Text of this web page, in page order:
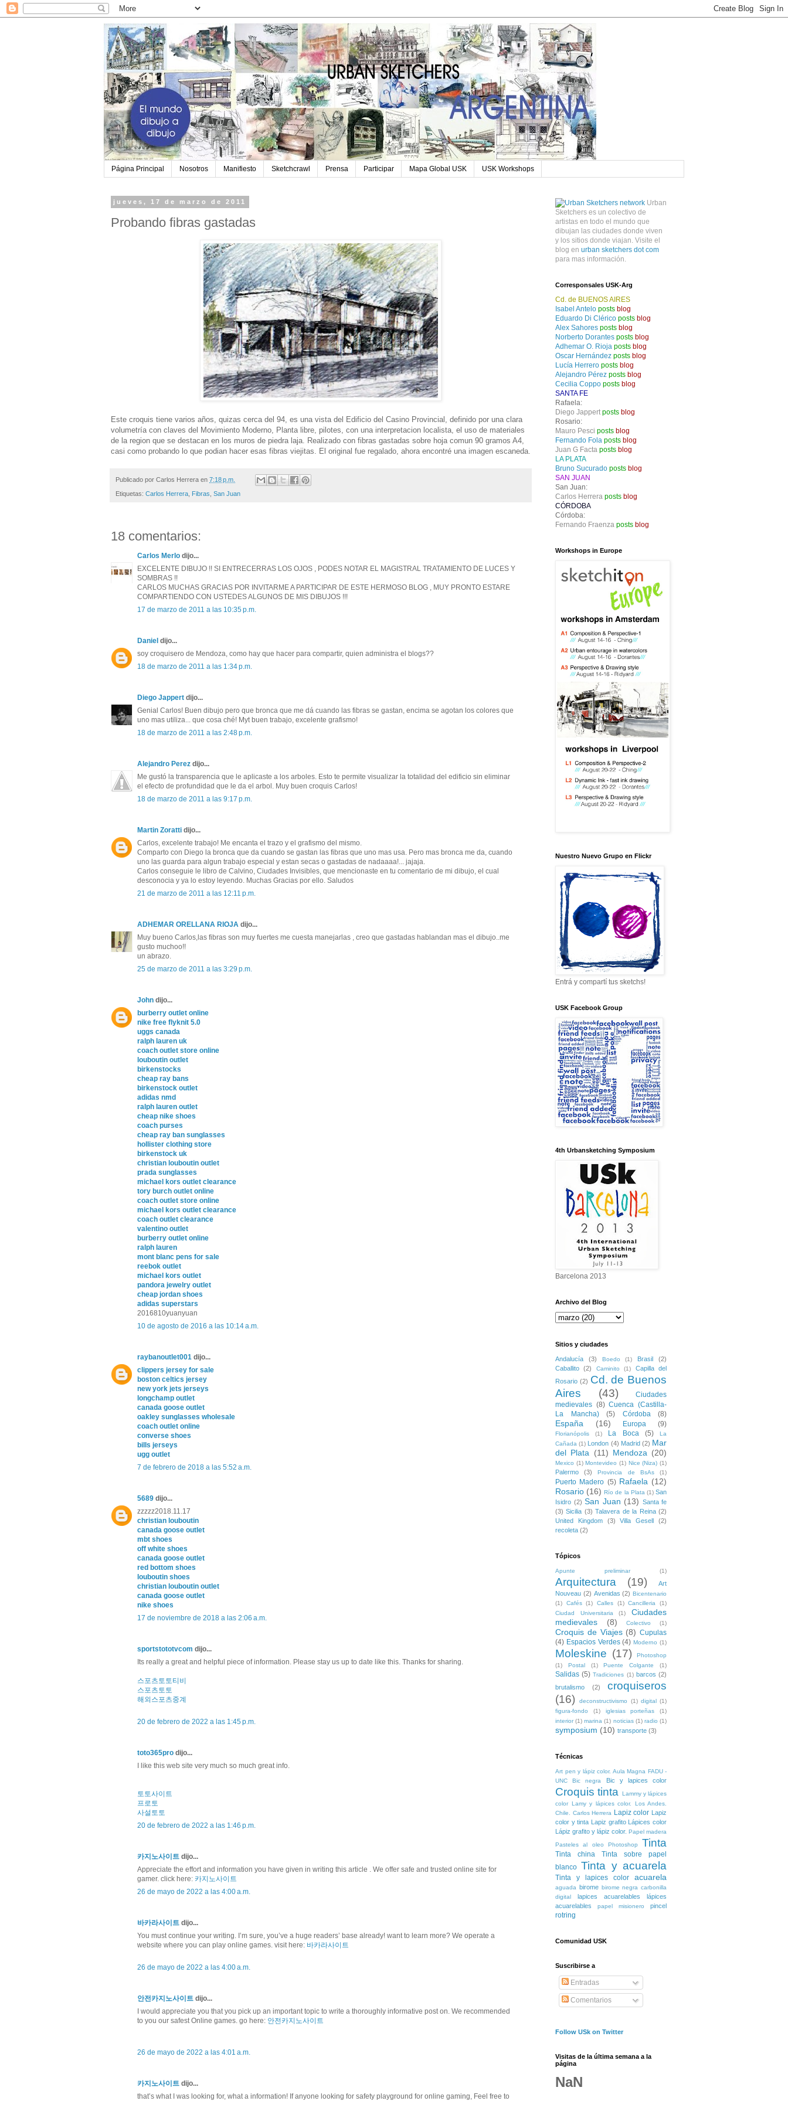
Página Principal Nosotros Manifiesto Sketchcrawl Prensa Participar Mapa Global USK USK Workshops
jueves, 17 de marzo de 2011
Probando fibras gastadas
Este croquis tiene varios años, quizas cerca del 94, es una vista del Edificio del Casino Provincial, definido por una clara
volumetría con claves del Movimiento Moderno, Planta libre, pilotes, con una interpretacion localista, el uso de materiales
de la region que se destacan en los muros de piedra laja. Realizado con fibras gastadas sobre hoja comun 90 gramos A4,
casi como probando lo que podian hacer esas fibras viejitas. El original fue regalado, ahora encontré una imagen escaneda.
Publicado por Carlos Herrera en 7:18 p.m.
Etiquetas: Carlos Herrera, Fibras, San Juan
18 comentarios:
Carlos Merlo dijo...
EXCELENTE DIBUJO !! SI ENTRECERRAS LOS OJOS , PODES NOTAR EL MAGISTRAL TRATAMIENTO DE LUCES Y
SOMBRAS !!
CARLOS MUCHAS GRACIAS POR INVITARME A PARTICIPAR DE ESTE HERMOSO BLOG , MUY PRONTO ESTARE
COMPARTIENDO CON USTEDES ALGUNOS DE MIS DIBUJOS !!!
17 de marzo de 2011 a las 10:35 p.m.
Daniel dijo...
soy croquisero de Mendoza, como hay que hacer para compartir, quien administra el blogs??
18 de marzo de 2011 a las 1:34 p.m.
Diego Jappert dijo...
Genial Carlos! Buen dibujo pero que bronca que me dá cuando las fibras se gastan, encima se agotan los colores que
uno mas utiliza... que cosa ché! Myt buen trabajo, excelente grafismo!
18 de marzo de 2011 a las 2:48 p.m.
Alejandro Perez dijo...
Me gustó la transparencia que le aplicaste a los arboles. Esto te permite visualizar la totalidad del edificio sin eliminar
el efecto de profundidad que le da el arbol. Muy buen croquis Carlos!
18 de marzo de 2011 a las 9:17 p.m.
Martin Zoratti dijo...
Carlos, excelente trabajo! Me encanta el trazo y el grafismo del mismo.
Comparto con Diego la bronca que da cuando se gastan las fibras que uno mas usa. Pero mas bronca me da, cuando
uno las guarda para algun trabajo especial y estan secas o gastadas de nadaaaa!... jajaja.
Carlos conseguie le libro de Calvino, Ciudades Invisibles, que mencionaste en tu comentario de mi dibujo, el cual
desconocia y ya lo estoy leyendo. Muchas Gracias por ello. Saludos
21 de marzo de 2011 a las 12:11 p.m.
ADHEMAR ORELLANA RIOJA dijo...
Muy bueno Carlos,las fibras son muy fuertes me cuesta manejarlas , creo que gastadas hablandan mas el dibujo..me
gusto muchoo!!
un abrazo.
25 de marzo de 2011 a las 3:29 p.m.
John dijo...
burberry outlet online
nike free flyknit 5.0
uggs canada
ralph lauren uk
coach outlet store online
louboutin outlet
birkenstocks
cheap ray bans
birkenstock outlet
adidas nmd
ralph lauren outlet
cheap nike shoes
coach purses
cheap ray ban sunglasses
hollister clothing store
birkenstock uk
christian louboutin outlet
prada sunglasses
michael kors outlet clearance
tory burch outlet online
coach outlet store online
michael kors outlet clearance
coach outlet clearance
valentino outlet
burberry outlet online
ralph lauren
mont blanc pens for sale
reebok outlet
michael kors outlet
pandora jewelry outlet
cheap jordan shoes
adidas superstars
2016810yuanyuan
10 de agosto de 2016 a las 10:14 a.m.
raybanoutlet001 dijo...
clippers jersey for sale
boston celtics jersey
new york jets jerseys
longchamp outlet
canada goose outlet
oakley sunglasses wholesale
coach outlet online
converse shoes
bills jerseys
ugg outlet
7 de febrero de 2018 a las 5:52 a.m.
5689 dijo...
zzzzz2018.11.17
christian louboutin
canada goose outlet
mbt shoes
off white shoes
canada goose outlet
red bottom shoes
louboutin shoes
christian louboutin outlet
canada goose outlet
nike shoes
17 de noviembre de 2018 a las 2:06 a.m.
sportstototvcom dijo...
Its really a great and helpful piece of information. Please stay us up to date like this. Thanks for sharing.
스포츠토토티비
스포츠토토
해외스포츠중계
20 de febrero de 2022 a las 1:45 p.m.
toto365pro dijo...
I like this web site very much so much great info.
토토사이트
프로토
사설토토
20 de febrero de 2022 a las 1:46 p.m.
카지노사이트 dijo...
Appreciate the effort and information you have given in writing this article . We offer safe and trusted online site for
gamer. click here: 카지노사이트
26 de mayo de 2022 a las 4:00 a.m.
바카라사이트 dijo...
You must continue your writing. I’m sure, you’ve a huge readers’ base already! want to learn more? We operate a
website where you can play online games. visit here: 바카라사이트
26 de mayo de 2022 a las 4:00 a.m.
안전카지노사이트 dijo...
I would appreciate you that you pick up an important topic to write a thoroughly informative post on. We recommended
to you our safest Online games. go here: 안전카지노사이트
26 de mayo de 2022 a las 4:01 a.m.
카지노사이트 dijo...
that’s what I was looking for, what a information! If anyone looking for safety playground for online gaming, Feel free to
Urban
Sketchers es un colectivo de
artistas en todo el mundo que
dibujan las ciudades donde viven
y los sitios donde viajan. Visite el
blog en urban sketchers dot com
para mas información.
Corresponsales USK-Arg
Cd. de BUENOS AIRES
Isabel Antelo posts blog
Eduardo Di Clérico posts blog
Alex Sahores posts blog
Norberto Dorantes posts blog
Adhemar O. Rioja posts blog
Oscar Hernández posts blog
Lucía Herrero posts blog
Alejandro Pérez posts blog
Cecilia Coppo posts blog
SANTA FE
Rafaela:
Diego Jappert posts blog
Rosario:
Mauro Pesci posts blog
Fernando Fola posts blog
Juan G Facta posts blog
LA PLATA
Bruno Sucurado posts blog
SAN JUAN
San Juan:
Carlos Herrera posts blog
CÓRDOBA
Córdoba:
Fernando Fraenza posts blog
Workshops in Europe
Nuestro Nuevo Grupo en Flickr
Entrá y compartí tus sketchs!
USK Facebook Group
4th Urbansketching Symposium
Barcelona 2013
Archivo del Blog
Sitios y ciudades
Andalucía (3) Boedo (1) Brasil
(2)
Caballito
(2) Caminito (1)
Capilla del
Rosario (2) Cd. de Buenos
Aires
(43)
Ciudades
medievales (8) Cuenca (Castilla-
La Mancha)
(5) Córdoba (8)
España (16) Europa (9)
Florianópolis (1) La Boca (5)
La
Cañada (1) London (4) Madrid (2) Mar
del Plata (11) Mendoza (20)
Mexico (1) Montevideo (1) Nice (Niza) (1)
Palermo (3) Provincia de BsAs (1)
Puerto Madero (5) Rafaela (12)
Rosario (16) Río de la Plata (1) San
Isidro (2) San Juan (13) Santa fe
(3) Sicilia (3) Talavera de la Reina (2)
United Kingdom
(3) Villa Gesell
(2)
recoleta (2)
Tópicos
Apunte preliminar (1)
Arquitectura (19)
Art
Nouveau (2) Avenidas (2) Bicentenario
(1)
Cafés (1) Calles (1) Cancilleria
(1)
Ciudad Universitaria
(1)
Ciudades
medievales
(8) Colectivo (1)
Croquis de Viajes (8) Cupulas
(4) Espacios Verdes (4) Moderno (1)
Moleskine (17)
Photoshop
(1)
Postal (1) Puente Colgante (1)
Salidas (5) Tradiciones (1) barcos (2)
brutalismo
(2)
croquiseros
(16)
deconstructivismo (1) digital
(1)
figura-fondo
(1) iglesias porteñas
(1)
interior (1) marina (1) noticias (1) radio (1)
symposium (10) transporte (3)
Técnicas
Art pen y lápiz color. Aula Magna FADU -
UNC
Bic negra Bic y lapices color
Croquis tinta
Lammy y lápices
color
Lamy y lápices color. Los Andes.
Chile. Carlos Herrera Lapiz color
Lapiz
color y tinta
Lapiz grafito
Lápices color
Lápiz grafito y lápiz color. Papel madera
Pasteles al oleo
Photoshop Tinta
Tinta china
Tinta sobre papel
blanco Tinta y acuarela
Tinta y lapices color acuarela
aguada birome birome negra carbonilla
digital
lapices acuarelables
lápices
acuarelables
papel misionero pincel
rotring
Comunidad USK
Suscribirse a
Entradas
Comentarios
Follow USk on Twitter
Visitas de la última semana a la
página
NaN